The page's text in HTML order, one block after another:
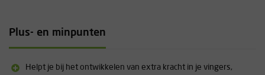
Plus- en minpunten
Helpt je bij het ontwikkelen van extra kracht in je vingers,